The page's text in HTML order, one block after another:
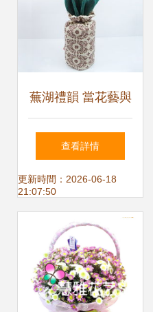
蕪湖禮韻 當花藝與
竹炭相遇的工藝美
查看詳情
更新時間：2026-06-18
21:07:50